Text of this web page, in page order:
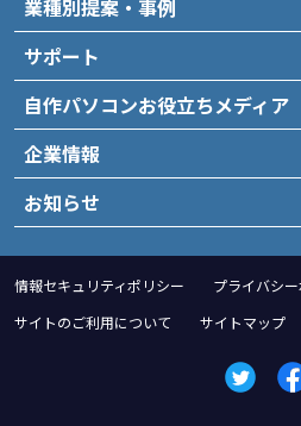
業種別提案・事例
サポート
自作パソコンお役立ちメディア
企業情報
お知らせ
情報セキュリティポリシー プライバシ
サイトのご利用について
サイトマップ